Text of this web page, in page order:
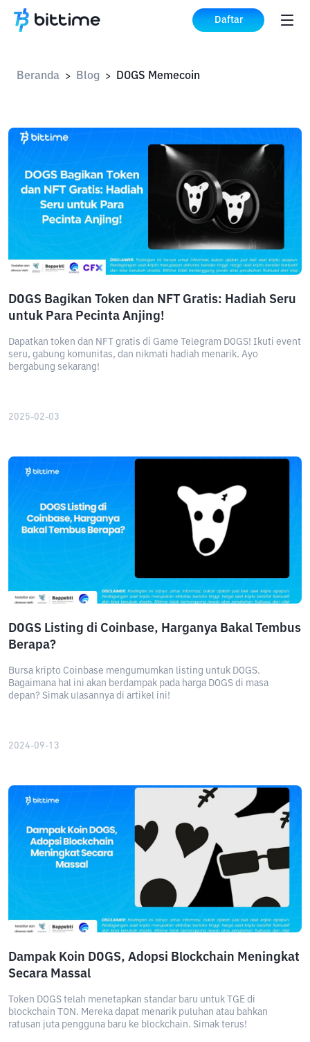
Daftar
Beranda > Blog > DOGS Memecoin
DOGS Bagikan Token dan NFT Gratis: Hadiah Seru
untuk Para Pecinta Anjing!
Dapatkan token dan NFT gratis di Game Telegram DOGS! Ikuti event
seru, gabung komunitas, dan nikmati hadiah menarik. Ayo
bergabung sekarang!
2025-02-03
DOGS Listing di Coinbase, Harganya Bakal Tembus
Berapa?
Bursa kripto Coinbase mengumumkan listing untuk DOGS.
Bagaimana hal ini akan berdampak pada harga DOGS di masa
depan? Simak ulasannya di artikel ini!
2024-09-13
Dampak Koin DOGS, Adopsi Blockchain Meningkat
Secara Massal
Token DOGS telah menetapkan standar baru untuk TGE di
blockchain TON. Mereka dapat menarik puluhan atau bahkan
ratusan juta pengguna baru ke blockchain. Simak terus!